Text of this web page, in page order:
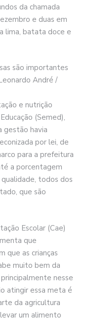
da chamada
e duas em
lima, batata doce e
são importantes
André /
e nutrição
(Semed),
gestão havia
por lei, de
para a prefeitura
a porcentagem
todos dos
que são
Escolar (Cae)
que
que as crianças
muito bem da
nesse
atingir essa meta é
da agricultura
um alimento